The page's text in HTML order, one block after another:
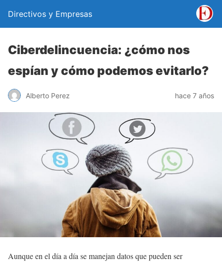
Directivos y Empresas
Ciberdelincuencia: ¿cómo nos
espían y cómo podemos evitarlo?
Alberto Perez hace 7 años
Aunque en el día a día se manejan datos que pueden ser